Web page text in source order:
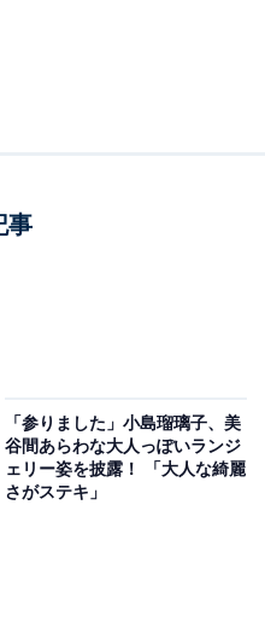
事
「参りました」小島瑠璃子、美
谷間あらわな大人っぽいランジ
ェリー姿を披露！ 「大人な綺麗
さがステキ」